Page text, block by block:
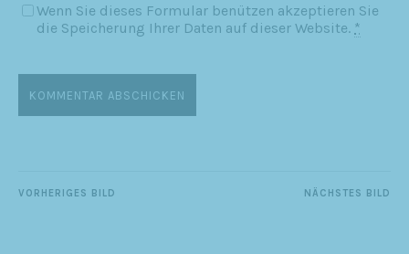
Wenn Sie dieses Formular benützen akzeptieren Sie
die Speicherung Ihrer Daten auf dieser Website. *
NÄCHSTES BILD
VORHERIGES BILD